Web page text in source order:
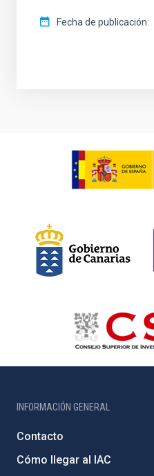
Fecha de publicación
INFORMACIÓN GENERAL
Contacto
Cómo llegar al IAC